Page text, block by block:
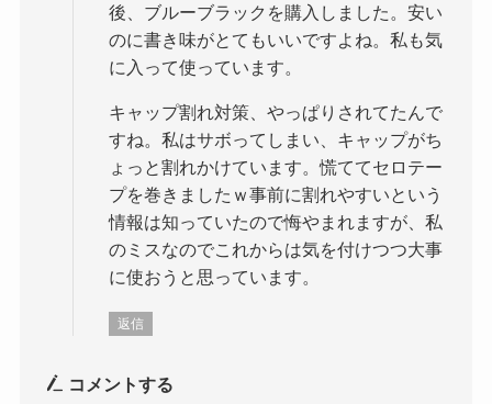
後、ブルーブラックを購入しました。安い
のに書き味がとてもいいですよね。私も気
に入って使っています。
キャップ割れ対策、やっぱりされてたんで
すね。私はサボってしまい、キャップがち
ょっと割れかけています。慌ててセロテー
プを巻きましたｗ事前に割れやすいという
情報は知っていたので悔やまれますが、私
のミスなのでこれからは気を付けつつ大事
に使おうと思っています。
返信
コメントする